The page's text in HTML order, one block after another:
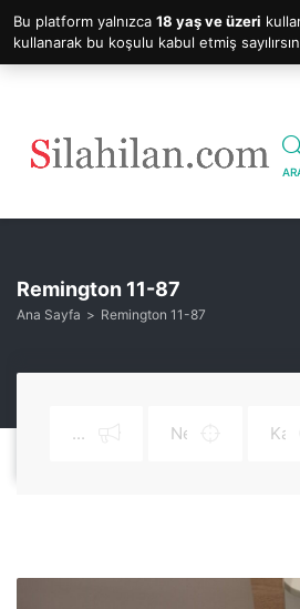
Remington 11-87
Ana Sayfa Remington 11-87
Bu platform yalnızca 18 yaş ve üzeri
kullanarak bu koşulu kabul etmiş